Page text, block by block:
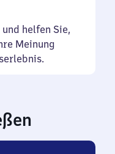
helfen Sie,
Meinung